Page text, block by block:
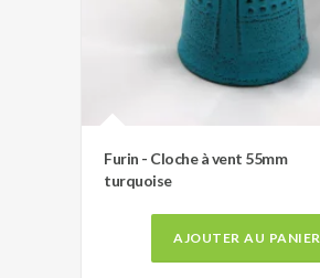
Furin - Cloche à vent 55mm
turquoise
AJOUTER AU PANIER